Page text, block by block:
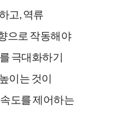
고, 역류
으로 작동해야
극대화하기
이는 것이
도를 제어하는